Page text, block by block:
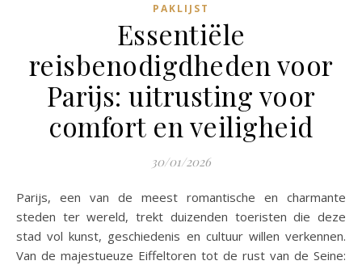
PAKLIJST
Essentiële
reisbenodigdheden voor
Parijs: uitrusting voor
comfort en veiligheid
30/01/2026
Parijs, een van de meest romantische en charmante
steden ter wereld, trekt duizenden toeristen die deze
stad vol kunst, geschiedenis en cultuur willen verkennen.
Van de majestueuze Eiffeltoren tot de rust van de Seine: